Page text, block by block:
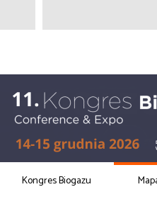
Kongres Biogazu